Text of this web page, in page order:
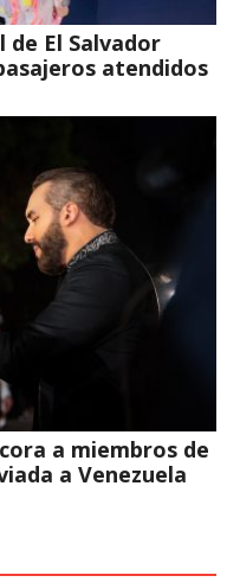
El Salvador
atendidos
a miembros de
a Venezuela